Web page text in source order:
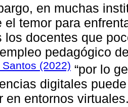
en muchas
el temor para
los docentes que
pedagógico
(2022) “por lo
digitales
en entornos